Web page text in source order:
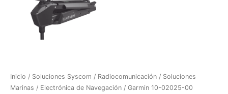
Inicio / Soluciones Syscom / Radiocomunicación / Soluciones
Marinas / Electrónica de Navegación / Garmin 10-02025-00
cantidad